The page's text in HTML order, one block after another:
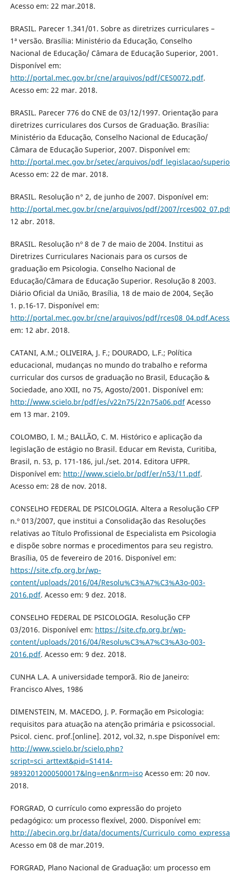
Acesso em: 22 mar.2018.
BRASIL. Parecer 1.341/01. Sobre as diretrizes curriculares –
1ª versão. Brasília: Ministério da Educação, Conselho
Nacional de Educação/ Câmara de Educação Superior, 2001.
Disponível em:
http://portal.mec.gov.br/cne/arquivos/pdf/CES0072.pdf.
Acesso em: 22 mar. 2018.
BRASIL. Parecer 776 do CNE de 03/12/1997. Orientação para
diretrizes curriculares dos Cursos de Graduação. Brasília:
Ministério da Educação, Conselho Nacional de Educação/
Câmara de Educação Superior, 2007. Disponível em:
http://portal.mec.gov.br/setec/arquivos/pdf_legislacao/
Acesso em: 22 de mar. 2018.
BRASIL. Resolução n° 2, de junho de 2007. Disponível em:
http://portal.mec.gov.br/cne/arquivos/pdf/2007/
12 abr. 2018.
BRASIL. Resolução nº 8 de 7 de maio de 2004. Institui as
Diretrizes Curriculares Nacionais para os cursos de
graduação em Psicologia. Conselho Nacional de
Educação/Câmara de Educação Superior. Resolução 8 2003.
Diário Oficial da União, Brasília, 18 de maio de 2004, Seção
1. p.16-17. Disponível em:
http://portal.mec.gov.br/cne/arquivos/pdf/
em: 12 abr. 2018.
CATANI, A.M.; OLIVEIRA, J. F.; DOURADO, L.F.; Política
educacional, mudanças no mundo do trabalho e reforma
curricular dos cursos de graduação no Brasil, Educação &
Sociedade, ano XXII, no 75, Agosto/2001. Disponível em:
http://www.scielo.br/pdf/es/v22n75/22n75a06.pdfAcesso
em 13 mar. 2109.
COLOMBO, I. M.; BALLÃO, C. M. Histórico e aplicação da
legislação de estágio no Brasil. Educar em Revista, Curitiba,
Brasil, n. 53, p. 171-186, jul./set. 2014. Editora UFPR.
Disponível em: http://www.scielo.br/pdf/er/n53/11.pdf.
Acesso em: 28 de nov. 2018.
CONSELHO FEDERAL DE PSICOLOGIA. Altera a Resolução CFP
n.º 013/2007, que institui a Consolidação das Resoluções
relativas ao Título Profissional de Especialista em Psicologia
e dispõe sobre normas e procedimentos para seu registro.
Brasília, 05 de fevereiro de 2016. Disponível em:
https://site.cfp.org.br/wp-
content/uploads/2016/04/Resolu%C3%A7%C3%A3o-003-
2016.pdf. Acesso em: 9 dez. 2018.
CONSELHO FEDERAL DE PSICOLOGIA. Resolução CFP
03/2016. Disponível em: https://site.cfp.org.br/wp-
content/uploads/2016/04/Resolu%C3%A7%C3%A3o-003-
2016.pdf. Acesso em: 9 dez. 2018.
CUNHA L.A. A universidade temporã. Rio de Janeiro:
Francisco Alves, 1986
DIMENSTEIN, M. MACEDO, J. P. Formação em Psicologia:
requisitos para atuação na atenção primária e psicossocial.
Psicol. cienc. prof.[online]. 2012, vol.32, n.spe Disponível em:
http://www.scielo.br/scielo.php?
script=sci_arttext&pid=S1414-
98932012000500017&lng=en&nrm=isoAcesso em: 20 nov.
2018.
FORGRAD, O currículo como expressão do projeto
pedagógico: um processo flexível, 2000. Disponível em:
http://abecin.org.br/data/documents/
Acesso em 08 de mar.2019.
FORGRAD, Plano Nacional de Graduação: um processo em